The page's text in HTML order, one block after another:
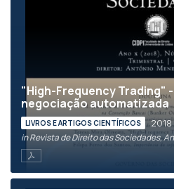
"High-Frequency Trading"
negociação automatizada
LIVROS E ARTIGOS CIENTÍFICOS 2018
in Revista de Direito das Sociedades,